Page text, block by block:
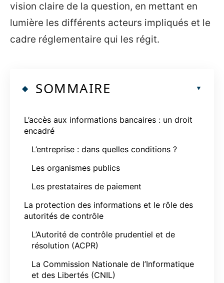
vision claire de la question, en mettant en
lumière les différents acteurs impliqués et le
cadre réglementaire qui les régit.
SOMMAIRE
L’accès aux informations bancaires : un droit
encadré
L’entreprise : dans quelles conditions ?
Les organismes publics
Les prestataires de paiement
La protection des informations et le rôle des
autorités de contrôle
L’Autorité de contrôle prudentiel et de
résolution (ACPR)
La Commission Nationale de l’Informatique
et des Libertés (CNIL)